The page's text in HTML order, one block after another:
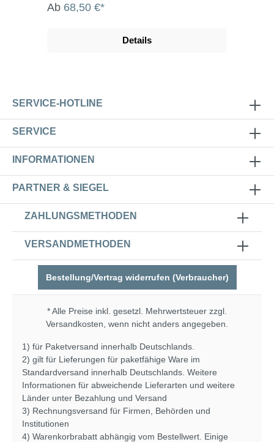
Ab 68,50 €*
Details
SERVICE-HOTLINE
SERVICE
INFORMATIONEN
PARTNER & SIEGEL
ZAHLUNGSMETHODEN
VERSANDMETHODEN
Bestellung/Vertrag widerrufen (Verbraucher)
* Alle Preise inkl. gesetzl. Mehrwertsteuer zzgl.
Versandkosten , wenn nicht anders angegeben.
1) für Paketversand innerhalb Deutschlands.
2) gilt für Lieferungen für paketfähige Ware im
Standardversand innerhalb Deutschlands. Weitere
Informationen für abweichende Lieferarten und weitere
Länder unter Bezahlung und Versand
3) Rechnungsversand für Firmen, Behörden und
Institutionen
4) Warenkorbrabatt abhängig vom Bestellwert. Einige